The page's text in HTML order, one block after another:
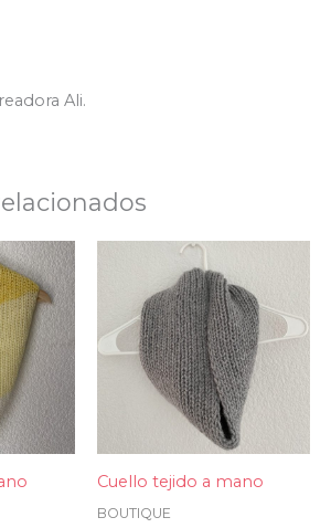
Ali.
Cuello tejido a mano
BOUTIQUE